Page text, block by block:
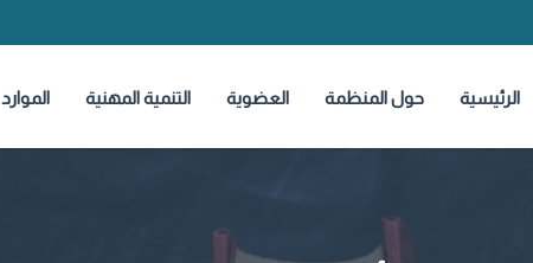
الرئيسية حول المنظمة العضوية التنمية المهنية الموارد